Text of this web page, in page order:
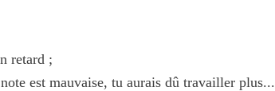
retard ;
est mauvaise, tu aurais dû travailler plus...